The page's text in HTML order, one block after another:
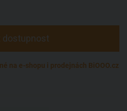
dostupnost
na e-shopu i prodejnách BiOOO.cz